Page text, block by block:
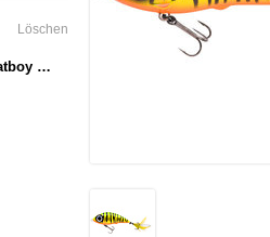
Löschen
SPRO Spro Iris Fatboy 85mm 24g Firetiger